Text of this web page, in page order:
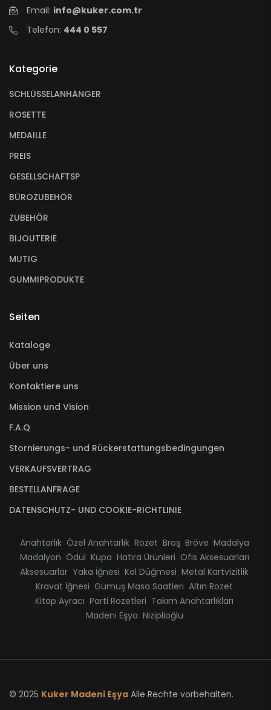
Email: info@kuker.com.tr
Telefon: 444 0 557
Kategorie
SCHLÜSSELANHÄNGER
ROSETTE
MEDAILLE
PREIS
GESELLSCHAFTSP
BÜROZUBEHÖR
ZUBEHÖR
BIJOUTERIE
MUTIG
GUMMIPRODUKTE
Seiten
Kataloge
Über uns
Kontaktiere uns
Mission und Vision
F.A.Q
Stornierungs- und Rückerstattungsbedingungen
VERKAUFSVERTRAG
BESTELLANFRAGE
DATENSCHUTZ- UND COOKIE-RICHTLINIE
Anahtarlık Özel Anahtarlık Rozet Broş Bröve Madalya
Madalyon Ödül Kupa Hatıra Ürünleri Ofis Aksesuarları
Aksesuarlar Yaka İğnesi Kol Düğmesi Metal Kartvizitlik
Kravat İğnesi Gümüş Masa Saatleri Altın Rozet
Kitap Ayracı Parti Rozetleri Takım Anahtarlıkları
Madeni Eşya Niziplioğlu
© 2025 Kuker Madeni Eşya Alle Rechte vorbehalten.